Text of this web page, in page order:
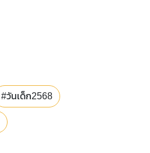
#วันเด็ก2568